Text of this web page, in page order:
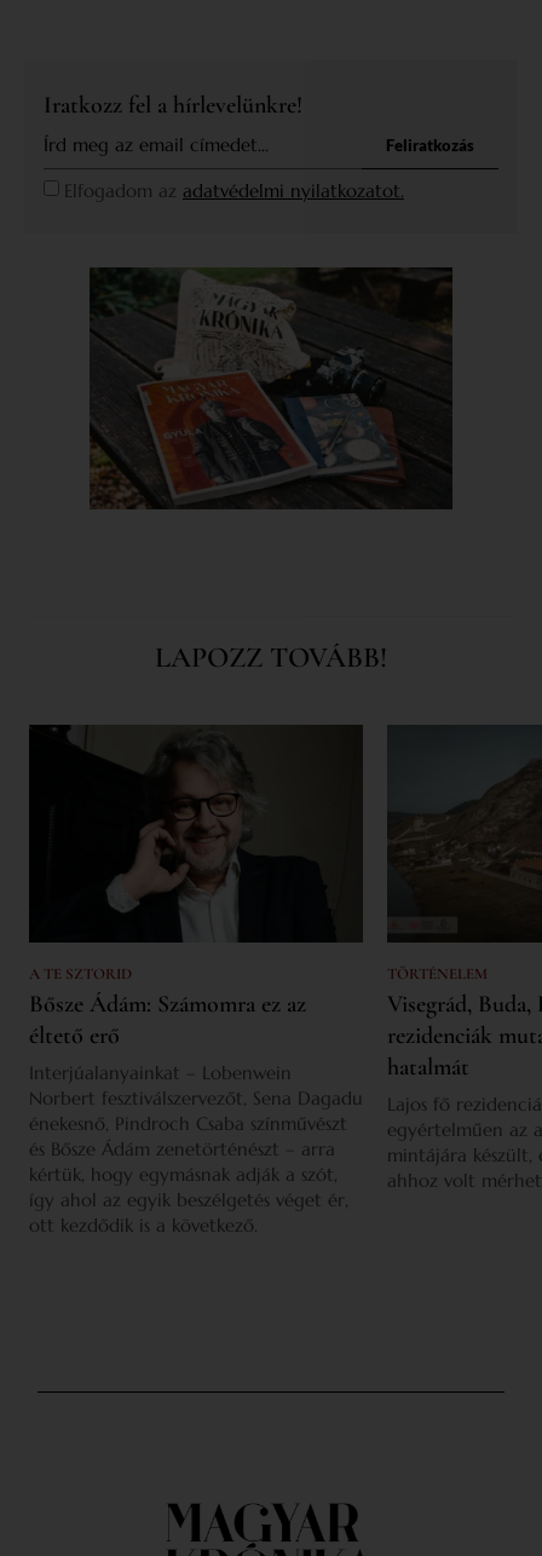
Iratkozz fel a hírlevelünkre!
Elfogadom az adatvédelmi nyilatkozatot.
Feliratkozás
LAPOZZ TOVÁBB!
A TE SZTORID
Bősze Ádám: Számomra ez az
éltető erő
Interjúalanyainkat – Lobenwein
Norbert fesztiválszervezőt, Sena Dagadu
énekesnő, Pindroch Csaba színművészt
és Bősze Ádám zenetörténészt – arra
kértük, hogy egymásnak adják a szót,
így ahol az egyik beszélgetés véget ér,
ott kezdődik is a következő.
TÖRTÉNELEM
Visegrád,
rezidenciák
hatalmát
Lajos fő
egyértelműen az
mintájára készült,
ahhoz volt